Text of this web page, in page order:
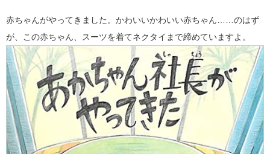
赤ちゃんがやってきました。かわいいかわいい赤ちゃん……のはず
が、この赤ちゃん、スーツを着てネクタイまで締めていますよ。